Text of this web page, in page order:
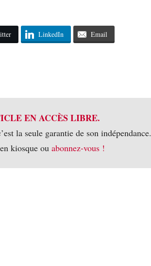
LinkedIn Email
EN ACCÈS LIBRE.
la seule garantie de son indépendance.
kiosque ou abonnez-vous !